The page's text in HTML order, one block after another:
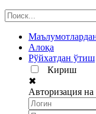
Алоқа
Рўйхатдан ўтиш
Кириш
✖
Авторизация на